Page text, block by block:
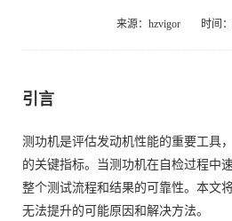
来源：hzvigor 时间
引言
测功机是评估发动机性能的重要工具
的关键指标。当测功机在自检过程中
整个测试流程和结果的可靠性。本文
无法提升的可能原因和解决方法。